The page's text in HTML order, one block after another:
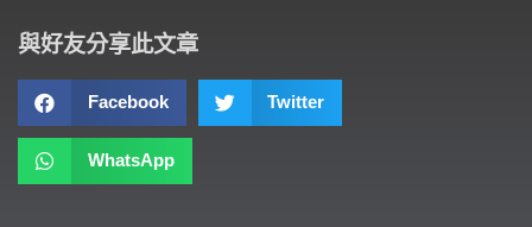
與好友分享此文章
Facebook Twitter
WhatsApp